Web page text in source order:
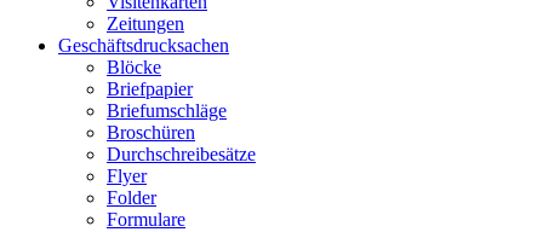
Zeitungen
Geschäftsdrucksachen
Blöcke
Briefpapier
Briefumschläge
Broschüren
Durchschreibesätze
Flyer
Folder
Formulare